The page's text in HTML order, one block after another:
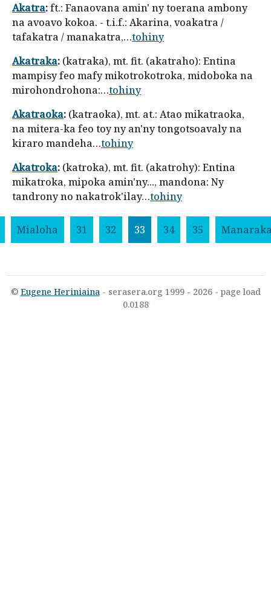
Akatra:ft.: Fanaovana amin' ny toerana ambony
na avoavo kokoa. - t.i.f.: Akarina, voakatra /
tafakatra / manakatra,…tohiny
Akatraka: (katraka), mt. fit. (akatraho): Entina
mampisy feo mafy mikotrokotroka, midoboka na
mirohondrohona:…tohiny
Akatraoka: (katraoka), mt. at.: Atao mikatraoka,
na mitera-ka feo toy ny an'ny tongotsoavaly na
kiraro mandeha…tohiny
Akatroka: (katroka), mt. fit. (akatrohy): Entina
mikatroka, mipoka amin'ny..., mandona: Ny
tandrony no nakatrok'ilay…tohiny
Mialoha 31 32 33 34 35
© Eugene Heriniaina- serasera.org 1999 - 2026 - page load
0.0188